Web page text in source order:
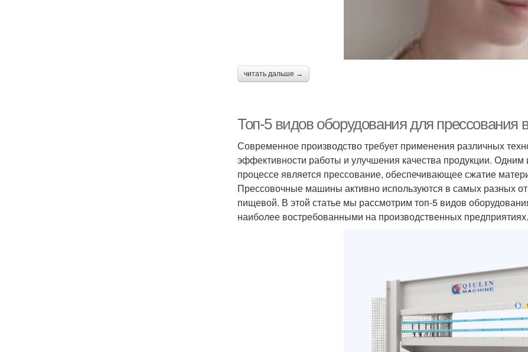
читать дальше →
Топ-5 видов оборудования для прессования
Современное производство требует применения различных
эффективности работы и улучшения качества продукции. Одним
процессе является прессование, обеспечивающее сжатие
Прессовочные машины активно используются в самых разных
пищевой. В этой статье мы рассмотрим топ-5 видов
наиболее востребованными на производственных предприятиях.